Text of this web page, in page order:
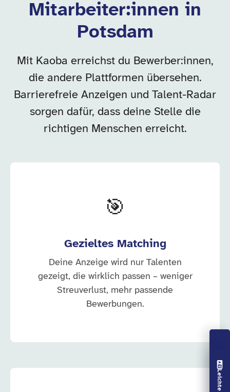
Vorlesen aus
Mitarbeiter:innen in
Potsdam
Mit Kaoba erreichst du Bewerber:innen,
die andere Plattformen übersehen.
Barrierefreie Anzeigen und Talent-Radar
sorgen dafür, dass deine Stelle die
richtigen Menschen erreicht.
🎯
Gezieltes Matching
Deine Anzeige wird nur Talenten
gezeigt, die wirklich passen – weniger
Streuverlust, mehr passende
Bewerbungen.